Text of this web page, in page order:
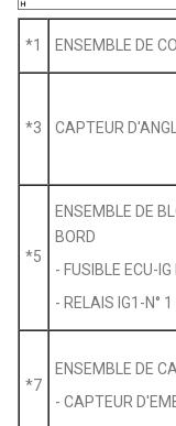
*1 ENSEMBLE DE
*3 CAPTEUR
*5
ENSEMBLE DE
BORD
- FUSIBLE ECU-IG
- RELAIS IG1-N° 1
*7
ENSEMBLE DE
- CAPTEUR